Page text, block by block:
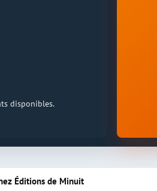
disponibles.
Éditions de Minuit